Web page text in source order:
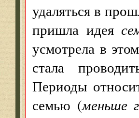
удаляться в
пришла идея
усмотрела в
стала
Периоды
семью (меньше